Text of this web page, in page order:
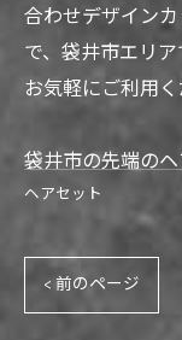
合わせデザイン
で、袋井市エリ
お気軽にご利用く
袋井市の先端の
ヘアセット
< 前のページ